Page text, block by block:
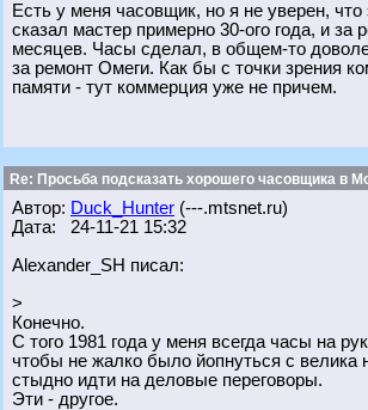
Есть у меня часовщик, но я не уверен,
сказал мастер примерно 30-ого года, и
месяцев. Часы сделал, в общем-то
за ремонт Омеги. Как бы с точки зрения
памяти - тут коммерция уже не причем.
Re: Просьба подсказать хорошего часовщика в
Автор: Duck_Hunter (---.mtsnet.ru)
Дата: 24-11-21 15:32
Alexander_SH писал:
>
Конечно.
С того 1981 года у меня всегда часы на
чтобы не жалко было йопнуться с велика
стыдно идти на деловые переговоры.
Эти - другое.